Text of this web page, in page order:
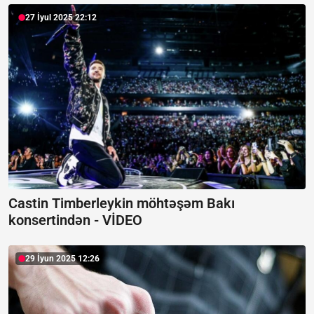
27 İyul 2025 22:12
Castin Timberleykin möhtəşəm Bakı
konsertindən - VİDEO
29 İyun 2025 12:26